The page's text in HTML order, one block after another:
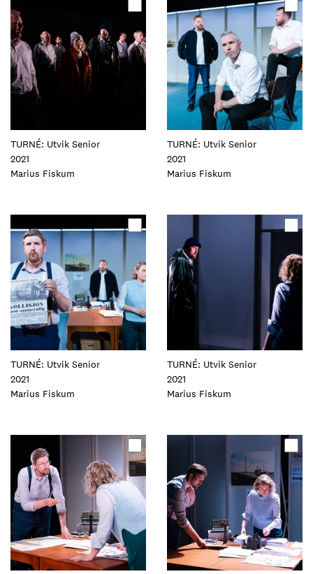
elementet
TURNÉ: Utvik Senior
2021
Foto:
Marius Fiskum
dette
elementet
TURNÉ: Utvik Senior
2021
Foto:
Marius Fiskum
dette
elementet
TURNÉ: Utvik Senior
2021
Foto:
Marius Fiskum
dette
elementet
TURNÉ: Utvik Senior
2021
Foto:
Marius Fiskum
dette
elementet
elementet